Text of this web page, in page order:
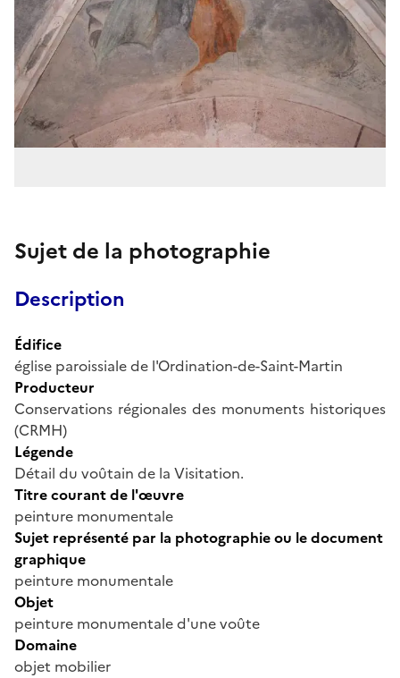
Sujet de la photographie
Description
Édifice
église paroissiale de l'Ordination-de-Saint-Martin
Producteur
Conservations régionales des monuments historiques
(CRMH)
Légende
Détail du voûtain de la Visitation.
Titre courant de l'œuvre
peinture monumentale
Sujet représenté par la photographie ou le document
graphique
peinture monumentale
Objet
peinture monumentale d'une voûte
Domaine
objet mobilier